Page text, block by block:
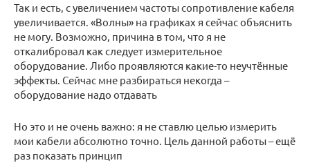
Так и есть, с увеличением частоты сопротивление кабеля
увеличивается. «Волны» на графиках я сейчас объяснить
не могу. Возможно, причина в том, что я не
откалибровал как следует измерительное
оборудование. Либо проявляются какие-то неучтённые
эффекты. Сейчас мне разбираться некогда –
оборудование надо отдавать
Но это и не очень важно: я не ставлю целью измерить
мои кабели абсолютно точно. Цель данной работы – ещё
раз показать принцип